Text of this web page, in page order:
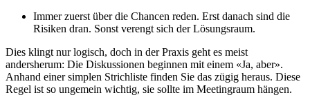
Immer zuerst über die Chancen reden. Erst danach sind die
Risiken dran. Sonst verengt sich der Lösungsraum.
Dies klingt nur logisch, doch in der Praxis geht es meist
andersherum: Die Diskussionen beginnen mit einem «Ja, aber».
Anhand einer simplen Strichliste finden Sie das zügig heraus. Diese
Regel ist so ungemein wichtig, sie sollte im Meetingraum hängen.